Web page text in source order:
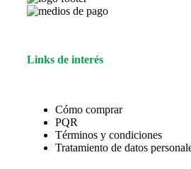
Links de interés
Cómo comprar
PQR
Términos y condiciones
Tratamiento de datos